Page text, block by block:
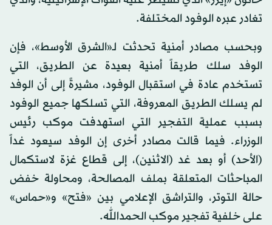
تغادر عبره الوفود المختلفة.
وبحسب مصادر أمنية تحدثت لـ«الشرق الأوسط»، فإن
الوفد سلك طريقاً أمنية بعيدة عن الطريق، التي
تستخدم عادة في استقبال الوفود، مشيرةً إلى أن الوفد
لم يسلك الطريق المعروفة، التي تسلكها جميع الوفود
بسبب عملية التفجير التي استهدفت موكب رئيس
الوزراء. فيما قالت مصادر أخرى إن الوفد سيعود غداً
(الأحد) أو بعد غد (الاثنين)، إلى قطاع غزة لاستكمال
المباحثات المتعلقة بملف المصالحة، ومحاولة خفض
حالة التوتر، والتراشق الإعلامي بين «فتح» و«حماس»
على خلفية تفجير موكب الحمدالله.